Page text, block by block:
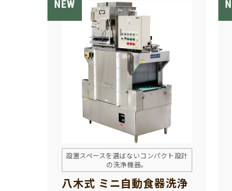
汚れ落ちが抜群で、美味しいお弁
当を一層引き立てるカラッとし
た洗浄効果が期待できる性能で
す。コンベヤーは４つのレーンに
仕切られ弁当箱の主食・副食の
身と蓋を分別仕分けして、連動押
えコンベアで上下で挟み込んで
固定して、強力に洗浄します。並
べたまま強力に洗浄しますので、
出口部で弁当箱を種類別に取り
分ける必要がなく、より効率洗
浄ができます。
設置スペースを選ばないコンパクト設計
の洗浄機器。
八木式 ミニ自動食器洗浄